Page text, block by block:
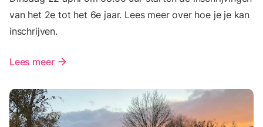
van het 2e tot het 6e jaar. Lees meer over hoe je je kan
inschrijven.
Lees meer arrow_forward